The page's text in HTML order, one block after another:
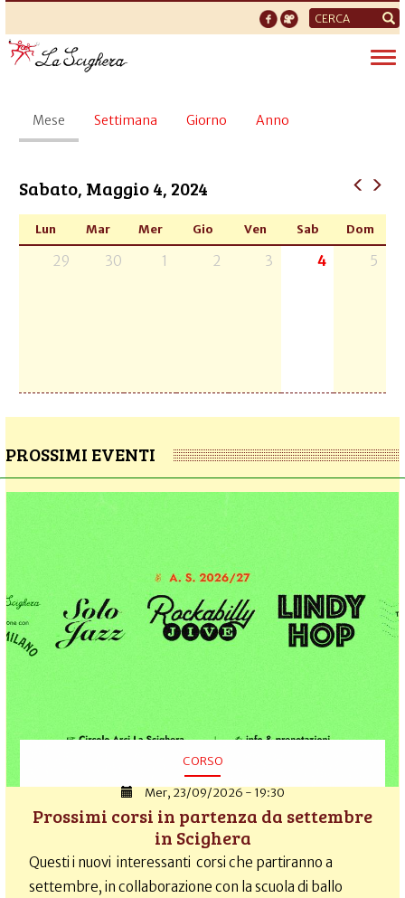
Form
di
ricerca
Schede
primarie
Mese (scheda
attiva)
Settimana Giorno Anno
Sabato, Maggio 4, 2024
Lun Mar Mer Gio Ven Sab Dom
29 30 1 2 3 4 5
PROSSIMI EVENTI
CORSO
Mer, 23/09/2026 - 19:30
Prossimi corsi in partenza da settembre
in Scighera
Questi i nuovi interessanti corsi che partiranno a
settembre, in collaborazione con la scuola di ballo